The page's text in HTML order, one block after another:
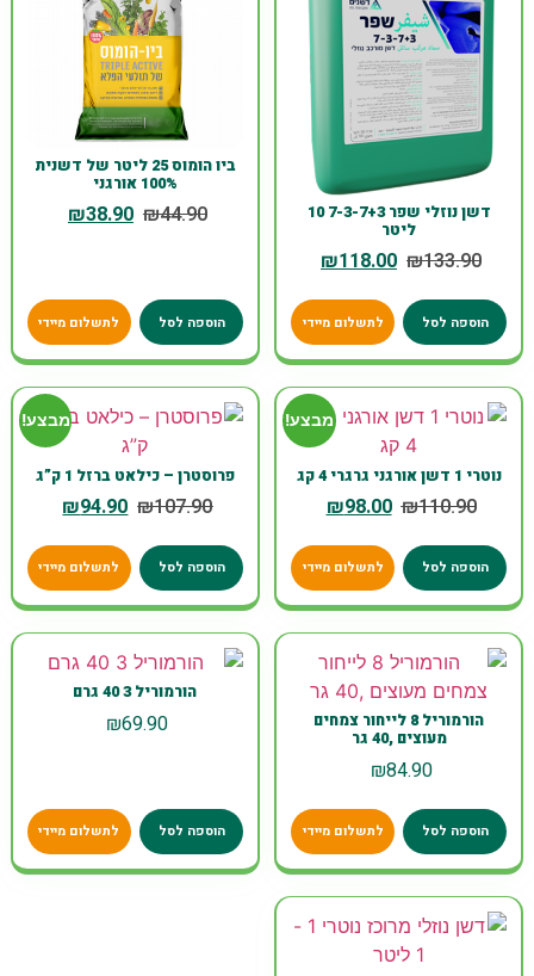
דשן נוזלי שפר 7-3-7+3 10
ליטר
₪133.90
₪118.00
הוספה לסל לתשלום מיידי
ביו הומוס 25 ליטר של דשנית
100% אורגני
₪44.90
₪38.90
הוספה לסל לתשלום מיידי
מבצע!
נוטרי 1 דשן אורגני גרגרי 4 קג
₪110.90
₪98.00
הוספה לסל לתשלום מיידי
מבצע!
פרוסטרן – כילאט ברזל 1 ק”ג
₪107.90
₪94.90
הוספה לסל לתשלום מיידי
הורמוריל 8 לייחור צמחים
מעוצים ,40 גר
₪84.90
הוספה לסל לתשלום מיידי
הורמוריל 3 40 גרם
₪69.90
הוספה לסל לתשלום מיידי